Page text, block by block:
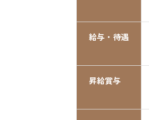
給与・待遇
昇給賞与